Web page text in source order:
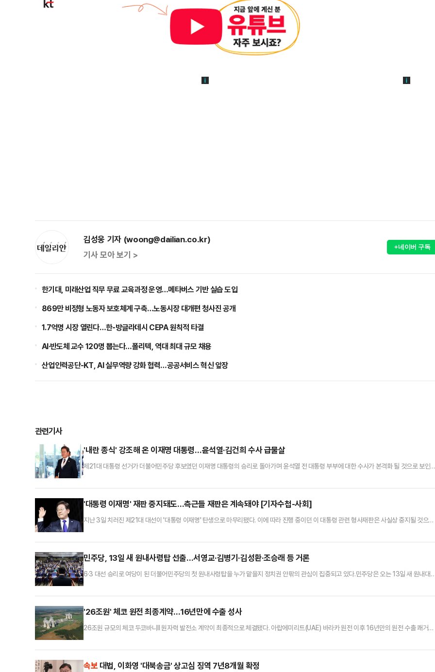
김성웅 기자 (woong@dailian.co.kr)
기사 모아 보기 >
+네이버 구독
한기대, 미래산업 직무 무료 교육과정 운영…메타버스 기반 실습 도입
869만 비정형 노동자 보호체계 구축…노동시장 대개편 청사진 공개
1.7억명 시장 열린다…한-방글라데시 CEPA 원칙적 타결
AI·반도체 교수 120명 뽑는다…폴리텍, 역대 최대 규모 채용
산업인력공단-KT, AI 실무역량 강화 협력…공공서비스 혁신 앞장
관련기사
'내란 종식' 강조해 온 이재명 대통령…윤석열·김건희 수사 급물살
제21대 대통령 선거가 더불어민주당 후보였던 이재명 대통령의 승리로 돌아가며 윤석열 전 대통령 부부에 대한 수사가 본격화 될 것으로 보인
위공직자수사처가 진행해 온 윤 전 대통령 부부의 내·외란 의혹에 대한 수사는 특검을 통한 재수사 가능성에 무게가 실린다. 민주당이 정권교체
'대통령 이재명' 재판 중지돼도…측근들 재판은 계속돼야 [기자수첩-사회]
지난 3일 치러진 제21대 대선이 '대통령 이재명' 탄생으로 마무리됐다. 이에 따라 진행 중이던 이 대통령 관련 형사재판은 사실상 중지될 것으로
표죄 조항에서 '행위'를 삭제하는 공직선거법 개정안을 의결했는데, 법안이 본회의를 통과해 공포되면 공직선거법 위반 사건은 면소 판결 가능
민주당, 13일 새 원내사령탑 선출…서영교·김병기·김성환·조승래 등 거론
6·3 대선 승리로 여당이 된 더불어민주당의 첫 원내사령탑을 누가 맡을지 정치권 안팎의 관심이 집중되고 있다.민주당은 오는 13일 새 원내대
다. 민주당은 지난해 당규를 개정해 원내대표 및 국회의장 후보 선출시 권리당원 투표 20%를 반영하도록 했다. 민주당은 오는 12∼13일 권리
'26조원' 체코 원전 최종계약…16년만에 수출 성사
26조원 규모의 체코 두코바니II 원자력 발전소 계약이 최종적으로 체결됐다. 아랍에미리트(UAE) 바라카 원전 이후 16년만의 원전 수출 쾌거다.
결하면서 유럽에 첫 수출을 하게 됐다는 점에서 의미가 크다.한국수력원자력은 체코 신규원전 사업에 대한 본 계약을 4일(현지시간) 발주사(두
속보대법, 이화영 '대북송금' 상고심 징역 7년8개월 확정